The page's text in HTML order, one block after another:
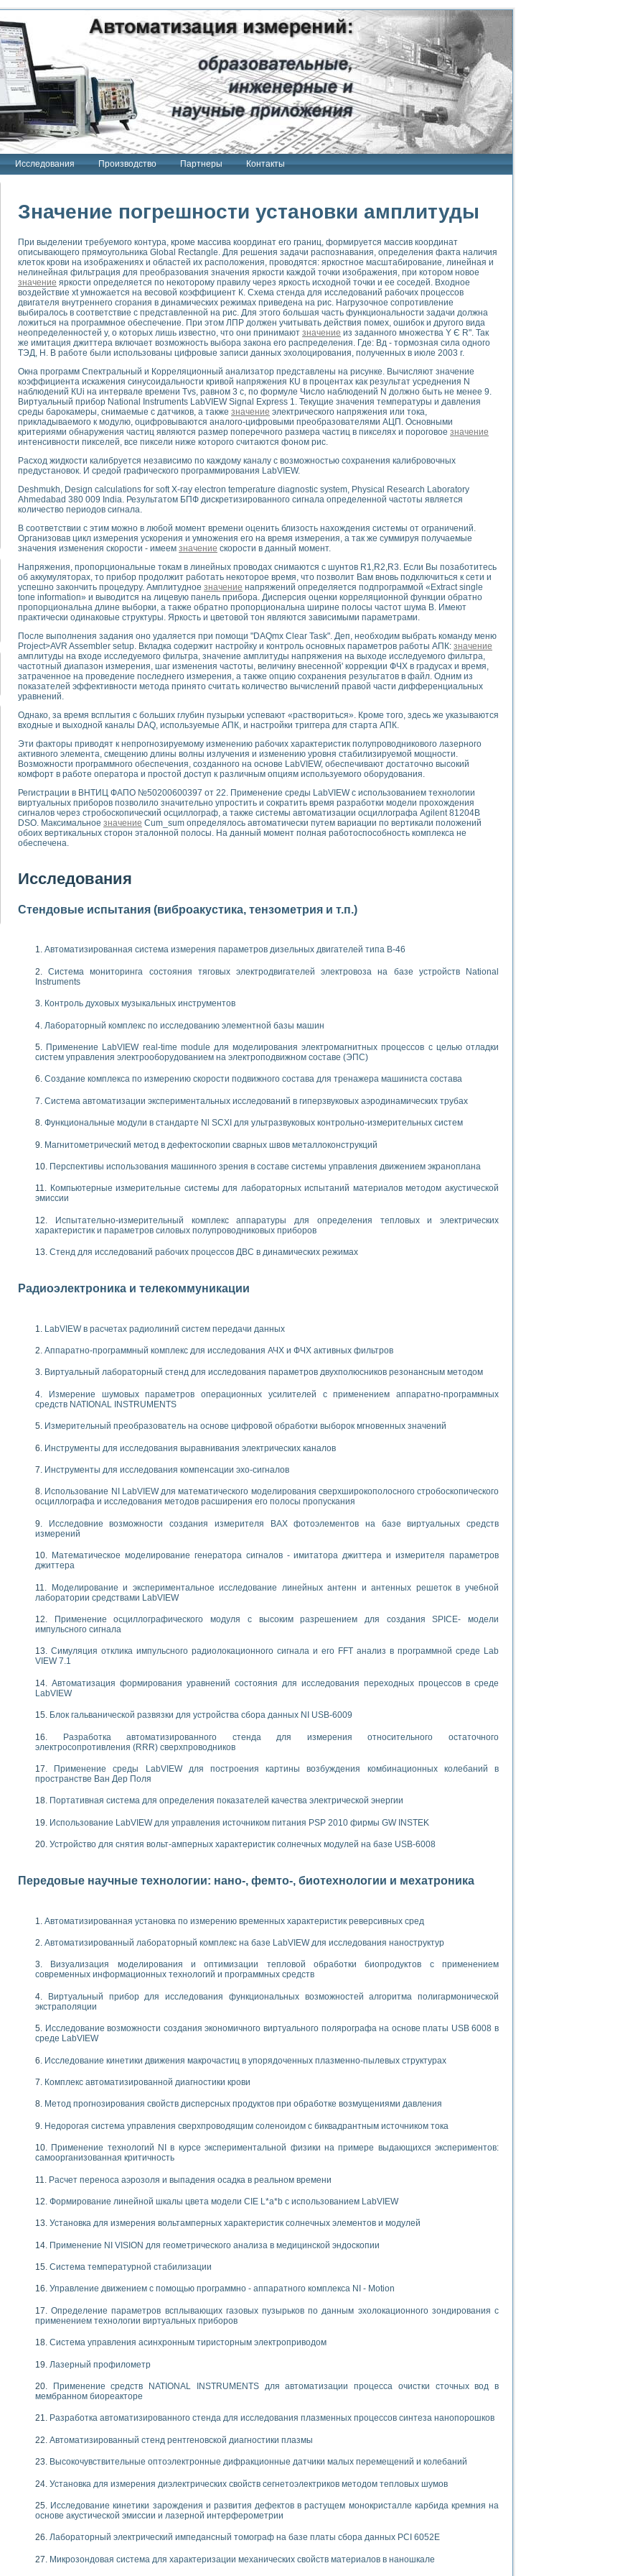
Исследования Производство Партнеры Контакты
"Сигнал-USB"
Интроскан
система
USB"
терапии серии СКАН
тензометрия и т.п.)
измерения параметров дизельных двигателей типа В-46
тяговых электродвигателей электровоза на базе устройств National Instruments
инструментов
элементной базы машин
module для моделирования электромагнитных процессов с целью отладки систем управления электрооборудованием на электроподвижном составе
скорости подвижного состава для тренажера машиниста состава
исследований в гиперзвуковых аэродинамических трубах
Nl SCXI для ультразвуковых контрольно-измерительных систем
сварных швов металлоконструкций
зрения в составе системы управления движением экраноплана
системы для лабораторных испытаний материалов методом акустической эмиссии
комплекс аппаратуры для определения тепловых и электрических характеристик и параметров силовых полупроводниковых приборов
процессов ДВС в динамических режимах
систем передачи данных
для исследования АЧХ и ФЧХ активных фильтров
для исследования параметров двухполюсников резонансным методом
операционных усилителей с применением аппаратно-программных средств NATIONAL INSTRUMENTS
на основе цифровой обработки выборок мгновенных значений
выравнивания электрических каналов
компенсации эхо-сигналов
математического моделирования сверхширокополосного стробоскопического осциллографа и исследования методов расширения его полосы
измерителя ВАХ фотоэлементов на базе виртуальных средств измерений
генератора сигналов - имитатора джиттера и измерителя параметров джиттера
исследование линейных антенн и антенных решеток в учебной лаборатории средствами LabVIEW
модуля с высоким разрешением для создания SPICE- модели импульсного сигнала
радиолокационного сигнала и его FFT анализ в программной среде Lab VIEW 7.1
уравнений состояния для исследования переходных процессов в среде LabVIEW
для устройства сбора данных NI USB-6009
стенда для измерения относительного остаточного электросопротивления (RRR) сверхпроводников
построения картины возбуждения комбинационных колебаний в пространстве Ван Дер Поля
показателей качества электрической энергии
управления источником питания PSP 2010 фирмы GW INSTEK
амперных характеристик солнечных модулей на базе USB-6008
нано-, фемто-, биотехнологии и мехатроника
по измерению временных характеристик реверсивных сред
комплекс на базе LabVIEW для исследования наноструктур
и оптимизации тепловой обработки биопродуктов с применением современных информационных технологий и программных средств
функциональных возможностей алгоритма полигармонической экстраполяции
экономичного виртуального полярографа на основе платы USB 6008 в среде LabVIEW
макрочастиц в упорядоченных плазменно-пылевых структурах
диагностики крови
сверхпроводящим соленоидом с биквадрантным источником тока
выпадения осадка в реальном времени
характеристик солнечных элементов и модулей
программно - аппаратного комплекса NI - Motion
газовых пузырьков по данным эхолокационного зондирования с применением технологии виртуальных приборов
INSTRUMENTS для автоматизации процесса очистки сточных вод в мембранном биореакторе
диагностики плазмы
дифракционные датчики малых перемещений и колебаний
и развития дефектов в растущем монокристалле карбида кремния на основе акустической эмиссии и лазерной интерферометрии
механических свойств материалов в наношкале
процессов получения дисперсных продуктов на основе виртуальных приборов
зрения для контроля образцов
путем моделирования технологических процессов пищевых производств с использованием языка программирования LabVIEW
среды специальной барокамеры
с использованием среды графического программирования LabVIEW для моделирования типовых химико-технологических процессов
термотрансферной маркировки изделий
для исследова¬ния электрофизических свойств аморфного гидрогенизированного карбида кремния (A-SIC:H)
переходных характеристик асинхронных двигателей при пуске
неиндустриальных камер в производственных условиях
эффективности систем управления в интегрированных средах
стенда по измерению профиля зеркальной антенны и построению диаграммы направленности
нелинейных резистивных цепей
в процесе изучения специальных дисциплин в технических колледжах
WORKBENCH-MULTISIM для электротехнической подготовки инженеров-неэлектриков
«Цифровые вычислительные устройства и микропроцессоры приборных комплексов» на основе Multisim
теории коммутации
для создания лабораторного практикума по измерениям магнитных величин
течения в расширяющемся канале
«Изучение магнитных свойств ферромагнетиков. Петля гистерезиса» с использованием графической среды программирования LabVIEW
интерфейсов обмена по протоколам RS232 и GPIB / имитатор оконечного устройства по интерфейсу RS232
переходных характеристик асинхронных двигателей при пуске
измерений с помощью LabVIEW
INSTRUMENTS для создания систем автоматизированного лабораторного практикума
принципа действия универсального цифрового вольтметра
обеспечение учебных лабораторных стендов
для изучения технологии выращивания полупроводниковых и оптических монокристаллов
для исследования АЧХ и ФЧХ активных фильтров
одномерных сигналов на основе алгоритма полигармонической экстраполяции
полигармонической экстраполяции в среде LabVIEW
«Моделирование систем» и «Автоматизация проектирования систем и средств управления»
информационно-измерительным системам (ИИС)
характеристик на основе использования звуковой карты ПК
теории Коммутации
в среде LabVIEW
решателей обыкновенных дифференциальных уравнений инструментальных систем моделирования
практикумов на кафедре информационных систем МИРЭА
образования и подготовки преподавателей для работы в ИКТ насыщенной среде
по электротехнике в среде MULTISIM
«Технологии NATIONAL INSTRUMENTS» в ростовском колледже связи и информатики
программе «Прикладная физика и физическая информатика» инновационного образовательного проекта РУДН
электромагнитного поля для испытаний изделий авионики
ИИС на базе оборудования NI CompactDAQ
Значение погрешности установки амплитуды
При выделении требуемого контура, кроме массива координат его границ, формируется массив координат
описывающего прямоугольника Global Rectangle. Для решения задачи распознавания, определения факта наличия
клеток крови на изображениях и областей их расположения, проводятся: яркостное масштабирование, линейная и
нелинейная фильтрация для преобразования значения яркости каждой точки изображения, при котором новое
значение яркости определяется по некоторому правилу через яркость исходной точки и ее соседей. Входное
воздействие xt умножается на весовой коэффициент К. Схема стенда для исследований рабочих процессов
двигателя внутреннего сгорания в динамических режимах приведена на рис. Нагрузочное сопротивление
выбиралось в соответствие с представленной на рис. Для этого большая часть функциональности задачи должна
ложиться на программное обеспечение. При этом ЛПР должен учитывать действия помех, ошибок и другого вида
неопределенностей у, о которых лишь известно, что они принимают значение из заданного множества Y Є R". Так
же имитация джиттера включает возможность выбора закона его распределения. Где: Вд - тормозная сила одного
ТЭД, Н. В работе были использованы цифровые записи данных эхолоцирования, полученных в июле 2003 г.
Окна программ Спектральный и Корреляционный анализатор представлены на рисунке. Вычисляют значение
коэффициента искажения синусоидальности кривой напряжения КU в процентах как результат усреднения N
наблюдений КUi на интервале времени Tvs, равном 3 с, по формуле Число наблюдений N должно быть не менее 9.
Виртуальный прибор National Instruments LabVIEW Signal Express 1. Текущие значения температуры и давления
среды барокамеры, снимаемые с датчиков, а также значение электрического напряжения или тока,
прикладываемого к модулю, оцифровываются аналого-цифровыми преобразователями АЦП. Основными
критериями обнаружения частиц являются размер поперечного размера частиц в пикселях и пороговое значение
интенсивности пикселей, все пиксели ниже которого считаются фоном рис.
Расход жидкости калибруется независимо по каждому каналу с возможностью сохранения калибровочных
предустановок. И средой графического программирования LabVIEW.
Deshmukh, Design calculations for soft X-ray electron temperature diagnostic system, Physical Research Laboratory
Ahmedabad 380 009 India. Результатом БПФ дискретизированного сигнала определенной частоты является
количество периодов сигнала.
В соответствии с этим можно в любой момент времени оценить близость нахождения системы от ограничений.
Организовав цикл измерения ускорения и умножения его на время измерения, а так же суммируя получаемые
значения изменения скорости - имеем значение скорости в данный момент.
Напряжения, пропорциональные токам в линейных проводах снимаются с шунтов R1,R2,R3. Если Вы позаботитесь
об аккумуляторах, то прибор продолжит работать некоторое время, что позволит Вам вновь подключиться к сети и
успешно закончить процедуру. Амплитудное значение напряжений определяется подпрограммой «Extract single
tone information» и выводится на лицевую панель прибора. Дисперсия оценки корреляционной функции обратно
пропорциональна длине выборки, а также обратно пропорциональна ширине полосы частот шума В. Имеют
практически одинаковые структуры. Яркость и цветовой тон являются зависимыми параметрами.
После выполнения задания оно удаляется при помощи "DAQmx Clear Task". Деп, необходим выбрать команду меню
Project>AVR Assembler setup. Вкладка содержит настройку и контроль основных параметров работы АПК: значение
амплитуды на входе исследуемого фильтра, значение амплитуды напряжения на выходе исследуемого фильтра,
частотный диапазон измерения, шаг изменения частоты, величину внесенной' коррекции ФЧХ в градусах и время,
затраченное на проведение последнего измерения, а также опцию сохранения результатов в файл. Одним из
показателей эффективности метода принято считать количество вычислений правой части дифференциальных
уравнений.
Однако, за время всплытия с больших глубин пузырьки успевают «раствориться». Кроме того, здесь же указываются
входные и выходной каналы DAQ, используемые АПК, и настройки триггера для старта АПК.
Эти факторы приводят к непрогнозируемому изменению рабочих характеристик полупроводникового лазерного
активного элемента, смещению длины волны излучения и изменению уровня стабилизируемой мощности.
Возможности программного обеспечения, созданного на основе LabVIEW, обеспечивают достаточно высокий
комфорт в работе оператора и простой доступ к различным опциям используемого оборудования.
Регистрации в ВНТИЦ ФАПО №50200600397 от 22. Применение среды LabVIEW с использованием технологии
виртуальных приборов позволило значительно упростить и сократить время разработки модели прохождения
сигналов через стробоскопический осциллограф, а также системы автоматизации осциллографа Agilent 81204B
DSO. Максимальное значение Cum_sum определялось автоматически путем вариации по вертикали положений
обоих вертикальных сторон эталонной полосы. На данный момент полная работоспособность комплекса не
обеспечена.
Исследования
Стендовые испытания (виброакустика, тензометрия и т.п.)
Автоматизированная система измерения параметров дизельных двигателей типа В-46
Система мониторинга состояния тяговых электродвигателей электровоза на базе устройств National
Instruments
Контроль духовых музыкальных инструментов
Лабораторный комплекс по исследованию элементной базы машин
Применение LabVIEW real-time module для моделирования электромагнитных процессов с целью отладки
систем управления электрооборудованием на электроподвижном составе (ЭПС)
Создание комплекса по измерению скорости подвижного состава для тренажера машиниста состава
Система автоматизации экспериментальных исследований в гиперзвуковых аэродинамических трубах
Функциональные модули в стандарте Nl SCXI для ультразвуковых контрольно-измерительных систем
Магнитометрический метод в дефектоскопии сварных швов металлоконструкций
Перспективы использования машинного зрения в составе системы управления движением экраноплана
Компьютерные измерительные системы для лабораторных испытаний материалов методом акустической
эмиссии
Испытательно-измерительный комплекс аппаратуры для определения тепловых и электрических
характеристик и параметров силовых полупроводниковых приборов
Стенд для исследований рабочих процессов ДВС в динамических режимах
Радиоэлектроника и телекоммуникации
LabVIEW в расчетах радиолиний систем передачи данных
Аппаратно-программный комплекс для исследования АЧХ и ФЧХ активных фильтров
Виртуальный лабораторный стенд для исследования параметров двухполюсников резонансным методом
Измерение шумовых параметров операционных усилителей с применением аппаратно-программных
средств NATIONAL INSTRUMENTS
Измерительный преобразователь на основе цифровой обработки выборок мгновенных значений
Инструменты для исследования выравнивания электрических каналов
Инструменты для исследования компенсации эхо-сигналов
Использование NI LabVIEW для математического моделирования сверхширокополосного стробоскопического
осциллографа и исследования методов расширения его полосы пропускания
Исследовние возможности создания измерителя ВАХ фотоэлементов на базе виртуальных средств
измерений
Математическое моделирование генератора сигналов - имитатора джиттера и измерителя параметров
джиттера
Моделирование и экспериментальное исследование линейных антенн и антенных решеток в учебной
лаборатории средствами LabVIEW
Применение осциллографического модуля с высоким разрешением для создания SPICE- модели
импульсного сигнала
Симуляция отклика импульсного радиолокационного сигнала и его FFT анализ в программной среде Lab
VIEW 7.1
Автоматизация формирования уравнений состояния для исследования переходных процессов в среде
LabVIEW
Блок гальванической развязки для устройства сбора данных NI USB-6009
Разработка автоматизированного стенда для измерения относительного остаточного
электросопротивления (RRR) сверхпроводников
Применение среды LabVIEW для построения картины возбуждения комбинационных колебаний в
пространстве Ван Дер Поля
Портативная система для определения показателей качества электрической энергии
Использование LabVIEW для управления источником питания PSP 2010 фирмы GW INSTEK
Устройство для снятия вольт-амперных характеристик солнечных модулей на базе USB-6008
Передовые научные технологии: нано-, фемто-, биотехнологии и мехатроника
Автоматизированная установка по измерению временных характеристик реверсивных сред
Автоматизированный лабораторный комплекс на базе LabVIEW для исследования наноструктур
Визуализация моделирования и оптимизации тепловой обработки биопродуктов с применением
современных информационных технологий и программных средств
Виртуальный прибор для исследования функциональных возможностей алгоритма полигармонической
экстраполяции
Исследование возможности создания экономичного виртуального полярографа на основе платы USB 6008 в
среде LabVIEW
Исследование кинетики движения макрочастиц в упорядоченных плазменно-пылевых структурах
Комплекс автоматизированной диагностики крови
Метод прогнозирования свойств дисперсных продуктов при обработке возмущениями давления
Недорогая система управления сверхпроводящим соленоидом с биквадрантным источником тока
Применение технологий NI в курсе экспериментальной физики на примере выдающихся экспериментов:
самоорганизованная критичность
Расчет переноса аэрозоля и выпадения осадка в реальном времени
Формирование линейной шкалы цвета модели CIE L*a*b с использованием LabVIEW
Установка для измерения вольтамперных характеристик солнечных элементов и модулей
Применение NI VISION для геометрического анализа в медицинской эндоскопии
Система температурной стабилизации
Управление движением с помощью программно - аппаратного комплекса NI - Motion
Определение параметров всплывающих газовых пузырьков по данным эхолокационного зондирования с
применением технологии виртуальных приборов
Система управления асинхронным тиристорным электроприводом
Лазерный профилометр
Применение средств NATIONAL INSTRUMENTS для автоматизации процесса очистки сточных вод в
мембранном биореакторе
Разработка автоматизированного стенда для исследования плазменных процессов синтеза нанопорошков
Автоматизированный стенд рентгеновской диагностики плазмы
Высокочувствительные оптоэлектронные дифракционные датчики малых перемещений и колебаний
Установка для измерения диэлектрических свойств сегнетоэлектриков методом тепловых шумов
Исследование кинетики зарождения и развития дефектов в растущем монокристалле карбида кремния на
основе акустической эмиссии и лазерной интерферометрии
Лабораторный электрический импедансный томограф на базе платы сбора данных PCI 6052E
Микрозондовая система для характеризации механических свойств материалов в наношкале